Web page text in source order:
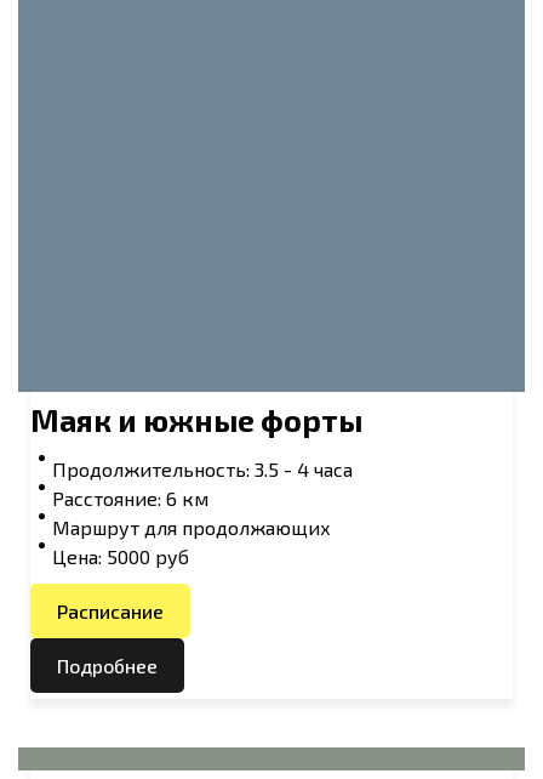
Маяк и южные форты
Продолжительность: 3.5 - 4 часа
Расстояние: 6 км
Маршрут для продолжающих
Цена: 5000 руб
Расписание
Подробнее